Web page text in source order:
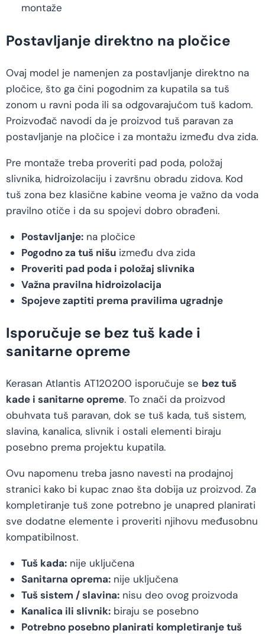
montaže
Postavljanje direktno na pločice
Ovaj model je namenjen za postavljanje direktno na
pločice, što ga čini pogodnim za kupatila sa tuš
zonom u ravni poda ili sa odgovarajućom tuš kadom.
Proizvođač navodi da je proizvod tuš paravan za
postavljanje na pločice i za montažu između dva zida.
Pre montaže treba proveriti pad poda, položaj
slivnika, hidroizolaciju i završnu obradu zidova. Kod
tuš zona bez klasične kabine veoma je važno da voda
pravilno otiče i da su spojevi dobro obrađeni.
Postavljanje:na pločice
Pogodno za tuš nišuizmeđu dva zida
Proveriti pad poda i položaj slivnika
Važna pravilna hidroizolacija
Spojeve zaptiti prema pravilima ugradnje
Isporučuje se bez tuš kade i
sanitarne opreme
Kerasan Atlantis AT120200 isporučuje se bez tuš
kade i sanitarne opreme. To znači da proizvod
obuhvata tuš paravan, dok se tuš kada, tuš sistem,
slavina, kanalica, slivnik i ostali elementi biraju
posebno prema projektu kupatila.
Ovu napomenu treba jasno navesti na prodajnoj
stranici kako bi kupac znao šta dobija uz proizvod. Za
kompletiranje tuš zone potrebno je unapred planirati
sve dodatne elemente i proveriti njihovu međusobnu
kompatibilnost.
Tuš kada:nije uključena
Sanitarna oprema:nije uključena
Tuš sistem / slavina:nisu deo ovog proizvoda
Kanalica ili slivnik:biraju se posebno
Potrebno posebno planirati kompletiranje tuš